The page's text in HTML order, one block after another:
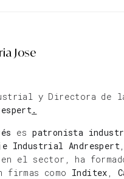
Jose
y Directora de
.
espatronista
Industrial Andrespert
en el sector, ha
firmas como Inditex